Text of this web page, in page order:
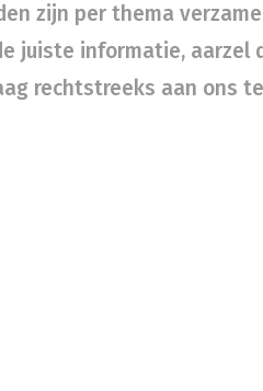
zijn per thema
juiste informatie, aarzel
rechtstreeks aan ons